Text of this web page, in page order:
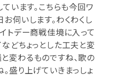
います。こちらも今回ワ
伺いします。わくわくし
トデー商戦佳境に入って
どちょっとした工夫と変
変わるものですね、歌の
盛り上げていきまっしょ